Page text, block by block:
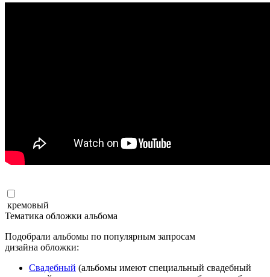
кремовый
Тематика обложки альбома
Подобрали альбомы по популярным запросам
дизайна обложки:
Свадебный (альбомы имеют специальный свадебный